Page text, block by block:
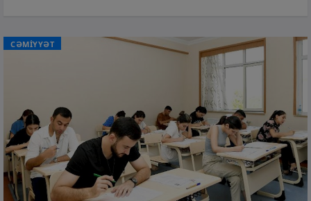
CƏMİYYƏT